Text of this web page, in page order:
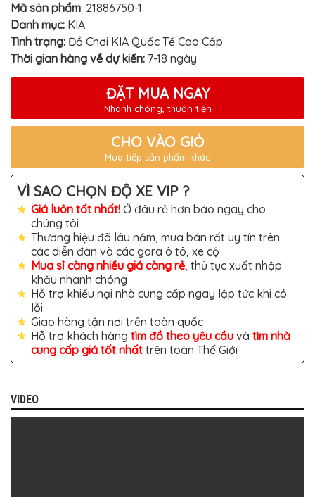
ĐỒ
CHƠI
Ô
TÔ
MỚI
NHẤT
XE
HƠI
CAO
CẤP
ĐỒ
CHƠI
XE
MÁY
DÁN
DECAL
TÔ
ISUZU
BỌC
Ô
TÔ
Mã sản phẩm: 21886750-1
Danh mục: KIA
Tình trạng: Đồ Chơi KIA Quốc Tế Cao Cấp
Thời gian hàng về dự kiến: 7-18 ngày
ĐẶT MUA NGAY
Nhanh chóng, thuận tiện
CHO VÀO GIỎ
Mua tiếp sản phẩm khác
VÌ SAO CHỌN ĐỘ XE VIP ?
Giá luôn tốt nhất! Ở đâu rẻ hơn báo ngay cho
chúng tôi
Thương hiệu đã lâu năm, mua bán rất uy tín trên
các diễn đàn và các gara ô tô, xe cộ
Mua sỉ càng nhiều giá càng rẻ, thủ tục xuất nhập
khẩu nhanh chóng
Hỗ trợ khiếu nại nhà cung cấp ngay lập tức khi có
lỗi
Giao hàng tận nơi trên toàn quốc
Hỗ trợ khách hàng tìm đồ theo yêu cầu và tìm nhà
cung cấp giá tốt nhất trên toàn Thế Giới
VIDEO